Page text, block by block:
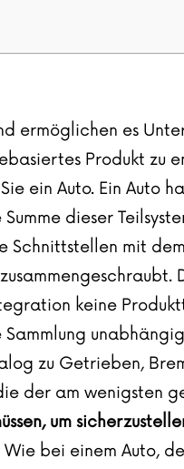
ermöglichen es
Produkt zu
ein Auto. Ein Auto
dieser
mit
keine
zu Getrieben,
der am wenigsten
um
bei einem Auto,